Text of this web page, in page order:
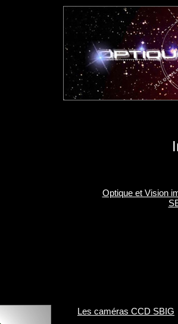
Les caméras CCD SBIG
Optique et Vision